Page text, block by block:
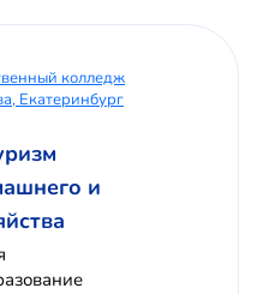
колледж
Екатеринбург
и